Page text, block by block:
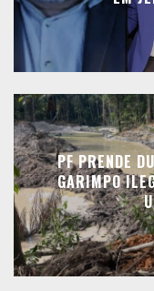
PF PRENDE
GARIMPO